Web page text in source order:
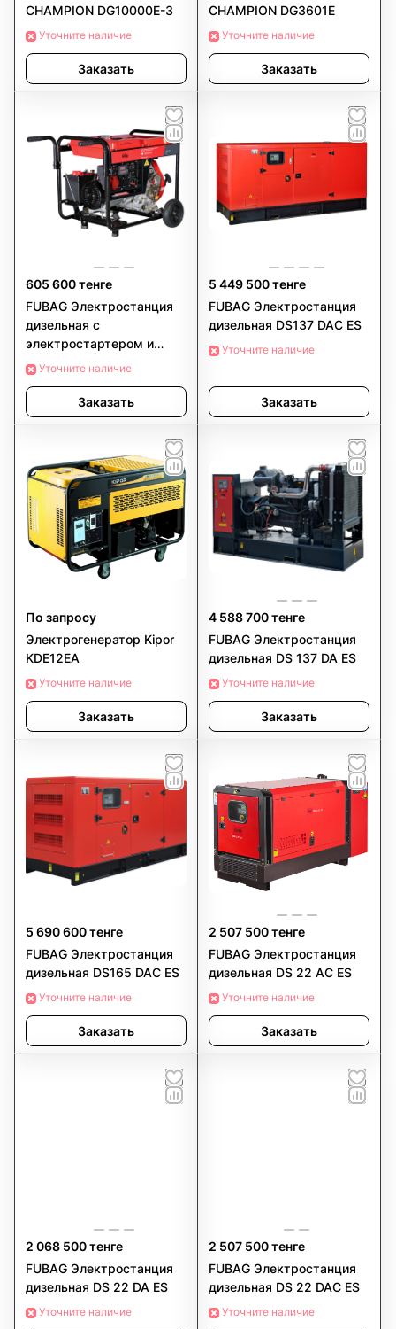
CHAMPION DG10000E-3
Уточните наличие
Заказать
CHAMPION DG3601E
Уточните наличие
Заказать
605 600 тенге
FUBAG Электростанция
дизельная с
электростартером и
коннектором автоматики
Уточните наличие
Заказать
5 449 500 тенге
FUBAG Электростанция
дизельная DS137 DAC ES
Уточните наличие
Заказать
По запросу
Электрогенератор Kipor
KDE12EA
Уточните наличие
Заказать
4 588 700 тенге
FUBAG Электростанция
дизельная DS 137 DA ES
Уточните наличие
Заказать
5 690 600 тенге
FUBAG Электростанция
дизельная DS165 DAC ES
Уточните наличие
Заказать
2 507 500 тенге
FUBAG Электростанция
дизельная DS 22 AC ES
Уточните наличие
Заказать
2 068 500 тенге
FUBAG Электростанция
дизельная DS 22 DA ES
Уточните наличие
2 507 500 тенге
FUBAG Электростанция
дизельная DS 22 DAC ES
Уточните наличие